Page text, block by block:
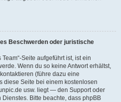
Beschwerden oder juristische
Seite aufgeführt ist, ist ein
Wenn du so keine Antwort erhältst,
(führe dazu eine
diese Seite bei einem kostenlosen
usw. liegt — den Support oder
Bitte beachte, dass phpBB